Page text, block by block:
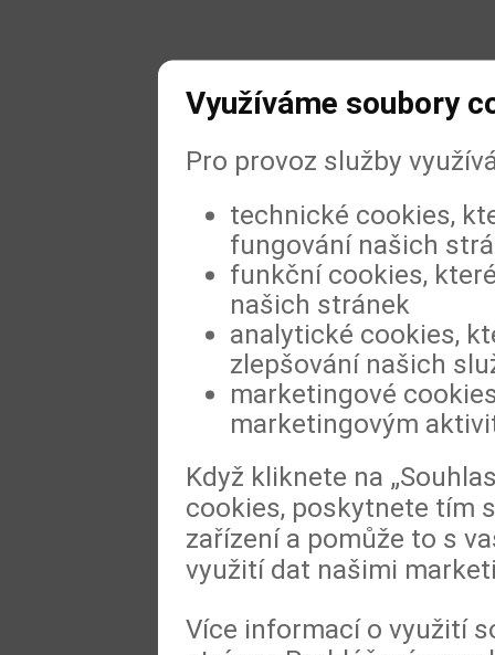
Využíváme soubory
Pro provoz služby
technické cookies,
fungování našich
funkční cookies,
našich stránek
analytické cookies,
zlepšování našich
marketingové
marketingovým
Když kliknete na
cookies, poskytnete tím
zařízení a pomůže to s
využití dat našimi
Více informací o využití